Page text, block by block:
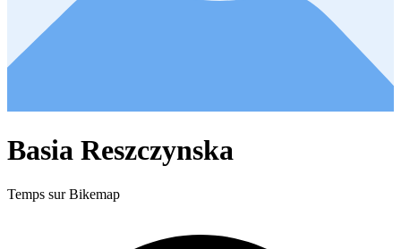
Basia Reszczynska
Temps sur Bikemap